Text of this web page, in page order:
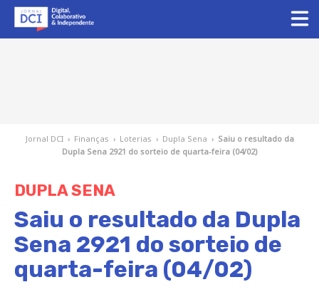
Jornal DCI › Finanças › Loterias › Dupla Sena › Saiu o resultado da
Dupla Sena 2921 do sorteio de quarta-feira (04/02)
DUPLA SENA
Saiu o resultado da Dupla
Sena 2921 do sorteio de
quarta-feira (04/02)